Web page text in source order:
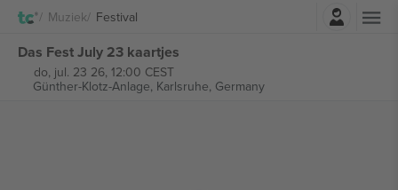
Muziek Festival
Das Fest July 23 kaartjes
do, jul. 23 26, 12:00 CEST
Günther-Klotz-Anlage, Karlsruhe, Germany